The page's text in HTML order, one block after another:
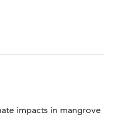
impacts in mangrove